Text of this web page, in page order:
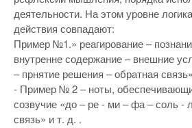
деятельности. На этом уровне
действия совпадают:
Пример №1.» реагирование –
внутренне содержание – внешние
– прнятие решения – обратная связь»
- Пример № 2 – ноты,
созвучие «до – ре - ми – фа – соль -
связь» и т. д. .